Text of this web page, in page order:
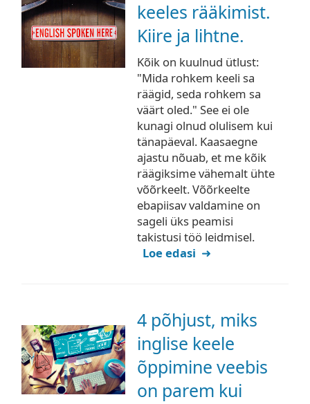
keeles rääkimist.
Kiire ja lihtne.
Kõik on kuulnud ütlust:
"Mida rohkem keeli sa
räägid, seda rohkem sa
väärt oled." See ei ole
kunagi olnud olulisem kui
tänapäeval. Kaasaegne
ajastu nõuab, et me kõik
räägiksime vähemalt ühte
võõrkeelt. Võõrkeelte
ebapiisav valdamine on
sageli üks peamisi
takistusi töö leidmisel.
Loe edasi
4 põhjust, miks
inglise keele
õppimine veebis
on parem kui